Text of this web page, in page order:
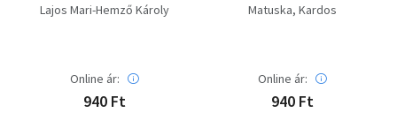
Lajos Mari-Hemző Károly
Online ár:
940 Ft
Matuska Kardos
Online ár:
940 Ft